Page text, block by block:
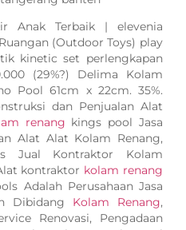
Anak Terbaik | elevenia
(Outdoor Toys) play
kinetic set perlengkapan
(29%?) Delima Kolam
Pool 61cm x 22cm. 35%.
dan Penjualan Alat
renang kings pool Jasa
Alat Alat Kolam Renang,
Jual Kontraktor Kolam
kontraktor kolam renang
Adalah Perusahaan Jasa
Dibidang Kolam Renang,
Renovasi, Pengadaan